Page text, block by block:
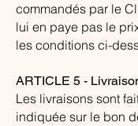
commandés par le
lui en paye pas le
les conditions ci-
ARTICLE 5 -
Les livraisons sont
indiquée sur le bon